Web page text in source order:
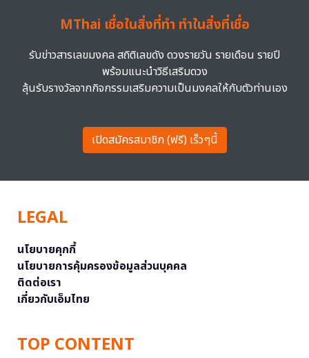
MThai เชื่อในสิ่งที่ทำ ทำในสิ่งที่เชื่อ
รับข่าวสารเลขมงคล สถิติเลขดัง ดวงรายวัน รายเดือน รายปี
พร้อมแนะนำวิธีเสริมดวง
ลุ้นรับรางวัลจากกิจกรรมเสริมความเป็นมงคลให้กับตัวท่านเอง
เปิดสมัครสมาชิก (ฟรี) เร็วๆนี้
LEGAL
นโยบายคุกกี้
นโยบายการคุ้มครองข้อมูลส่วนบุคคล
ติดต่อเรา
เกี่ยวกับเอ็มไทย
TOP CONTENT